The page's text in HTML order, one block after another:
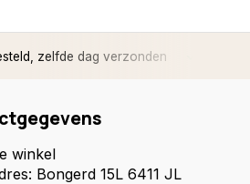
zelfde dag verzonden
winkel
Bongerd 15L 6411 JL